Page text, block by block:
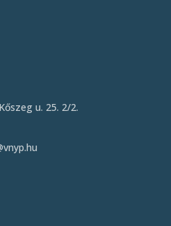
u. 25. 2/2.